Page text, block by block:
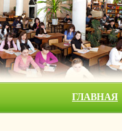
ГЛАВНАЯ